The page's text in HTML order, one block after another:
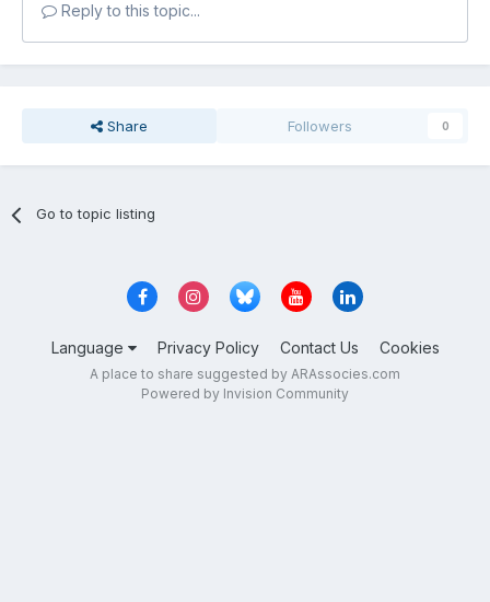
Reply to this topic...
Share Followers 0
Go to topic listing
Language Privacy Policy Contact Us Cookies
A place to share suggested by ARAssocies.com
Powered by Invision Community